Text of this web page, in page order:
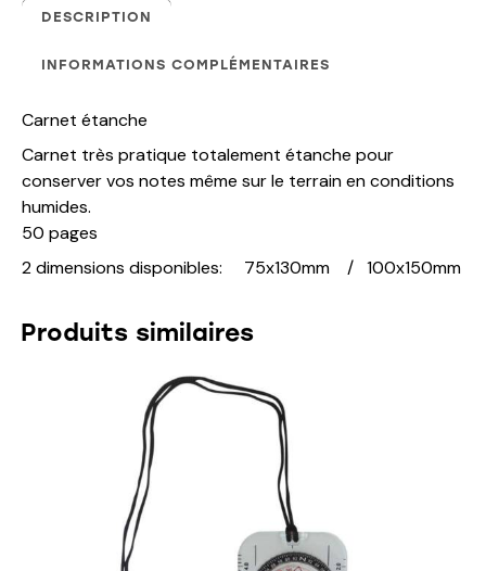
DESCRIPTION
INFORMATIONS COMPLÉMENTAIRES
Carnet étanche
Carnet très pratique totalement étanche pour
conserver vos notes même sur le terrain en conditions
humides.
50 pages
2 dimensions disponibles: 75x130mm / 100x150mm
Produits similaires